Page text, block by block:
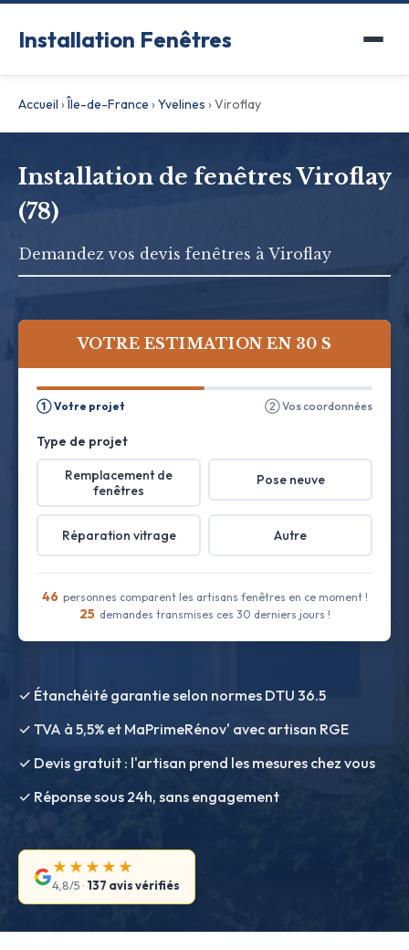
Installation Fenêtres
Accueil ›Île-de-France ›Yvelines ›Viroflay
Installation de fenêtres Viroflay
(78)
Demandez vos devis fenêtres à Viroflay
VOTRE ESTIMATION EN 30 S
① Votre projet ② Vos coordonnées
Type de projet
Remplacement de
fenêtres
Pose neuve
Réparation vitrage Autre
46 personnes comparent les artisans fenêtres en ce moment !
25 demandes transmises ces 30 derniers jours !
✓ Étanchéité garantie selon normes DTU 36.5
✓ TVA à 5,5% et MaPrimeRénov' avec artisan RGE
✓ Devis gratuit : l'artisan prend les mesures chez vous
✓ Réponse sous 24h, sans engagement
★★★★★
4,8/5 · 137 avis vérifiés